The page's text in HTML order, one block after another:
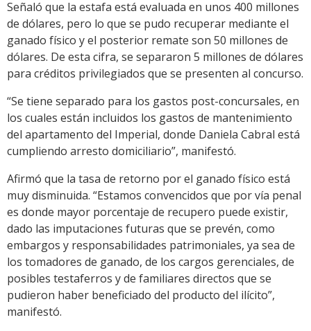
Señaló que la estafa está evaluada en unos 400 millones
de dólares, pero lo que se pudo recuperar mediante el
ganado físico y el posterior remate son 50 millones de
dólares. De esta cifra, se separaron 5 millones de dólares
para créditos privilegiados que se presenten al concurso.
“Se tiene separado para los gastos post-concursales, en
los cuales están incluidos los gastos de mantenimiento
del apartamento del Imperial, donde Daniela Cabral está
cumpliendo arresto domiciliario”, manifestó.
Afirmó que la tasa de retorno por el ganado físico está
muy disminuida. “Estamos convencidos que por vía penal
es donde mayor porcentaje de recupero puede existir,
dado las imputaciones futuras que se prevén, como
embargos y responsabilidades patrimoniales, ya sea de
los tomadores de ganado, de los cargos gerenciales, de
posibles testaferros y de familiares directos que se
pudieron haber beneficiado del producto del ilícito”,
manifestó.